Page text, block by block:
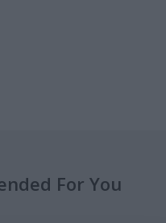
For You